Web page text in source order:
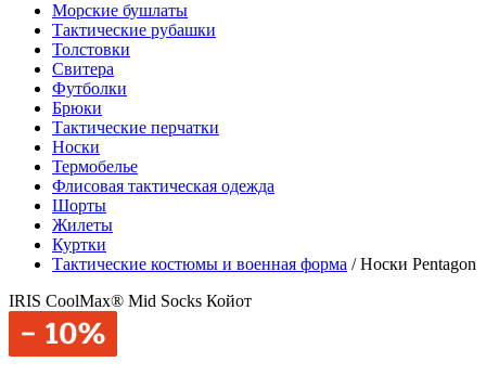
Морские бушлаты
Тактические рубашки
Толстовки
Свитера
Футболки
Брюки
Тактические перчатки
Носки
Термобелье
Флисовая тактическая одежда
Шорты
Жилеты
Куртки
Тактические костюмы и военная форма /Носки Pentagon
IRIS CoolMax® Mid Socks Койот